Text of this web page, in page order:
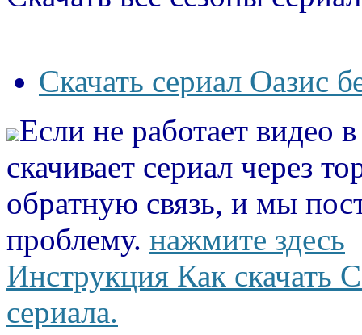
Скачать сериал Оазис
Если не работает видео
скачивает сериал через
обратную связь, и мы
проблему. нажмите здесь
Инструкция Как скачать
сериала.